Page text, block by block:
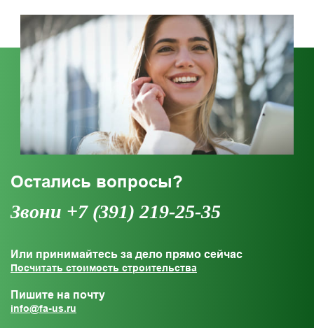
Остались вопросы?
Звони +7 (391) 219-25-35
Или принимайтесь за дело прямо сейчас
Посчитать стоимость строительства
Пишите на почту
info@fa-us.ru